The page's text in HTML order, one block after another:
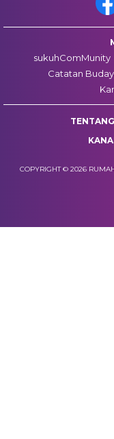
sukuhComMunity
Catatan
COPYRIGHT © 2026